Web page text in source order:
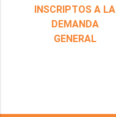
INSCRIPTOS A LA
DEMANDA
GENERAL